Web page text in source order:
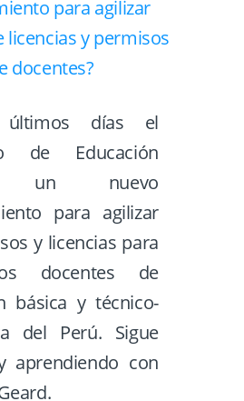
días el
de Educación
un nuevo
para agilizar
y licencias para
docentes de
básica y técnico-
del Perú. Sigue
aprendiendo con